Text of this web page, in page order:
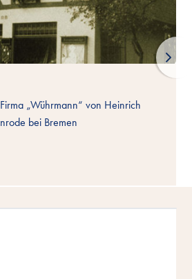
„Wührmann“ von Heinrich
bei Bremen